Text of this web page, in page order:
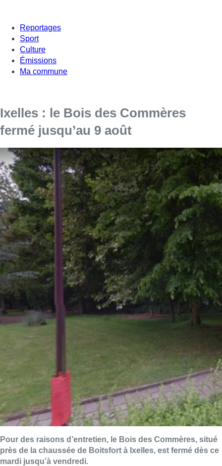
Reportages
Sport
Culture
Émissions
Ma commune
Ixelles : le Bois des Commères
fermé jusqu’au 9 août
Pour des raisons d’entretien, le Bois des Commères, situé
près de la chaussée de Boitsfort à Ixelles, est fermé dès ce
mardi jusqu’à vendredi.